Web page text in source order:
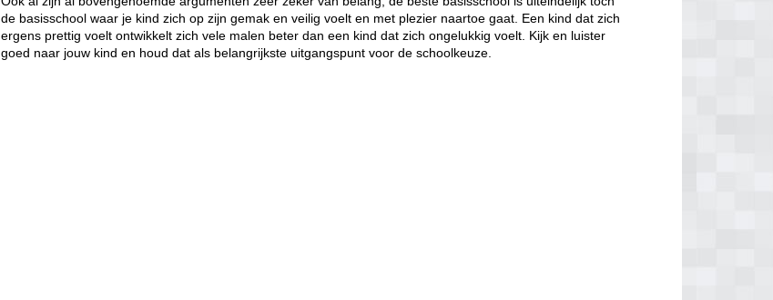
de basisschool waar je kind zich op zijn gemak en veilig voelt en met plezier naartoe gaat. Een kind dat zich
ergens prettig voelt ontwikkelt zich vele malen beter dan een kind dat zich ongelukkig voelt. Kijk en luister
goed naar jouw kind en houd dat als belangrijkste uitgangspunt voor de schoolkeuze.